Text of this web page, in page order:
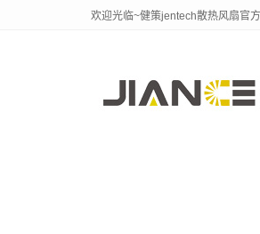
欢迎光临~健策jentech散热风扇官